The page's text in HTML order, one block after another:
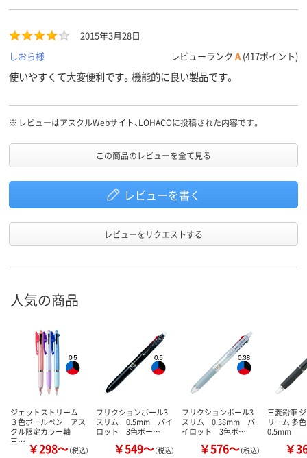
ンキには劣るような気もします。
2015年3月28日
しおら様
レビューランク A (417ポイント)
使いやすくて大変便利です。機能的に良い製品です。
※ レビューはアスクルWebサイト、LOHACOに投稿された内容です。
この商品のレビューを全て見る
レビューを書く
レビューをリクエストする
人気の商品
ジェットストリーム
３色ボールペン アス
クル限定カラー軸
三… ￥298～（税込）
フリクションボール3
スリム 0.5mm パイ
ロット 3色ボー…
￥549～（税込）
フリクションボール3
スリム 0.38mm パ
イロット 3色ボ…
￥576～（税込）
三菱鉛筆
リーム 多
0.5mm
￥